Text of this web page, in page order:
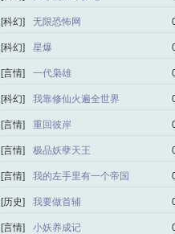
[科幻] 无限恐怖网
[科幻] 星爆
[言情] 一代枭雄
[科幻] 我靠修仙火遍全世界
[言情] 重回彼岸
[言情] 极品妖孽天王
[言情] 我的左手里有一个帝国
[历史] 我要做首辅
[言情] 小妖养成记